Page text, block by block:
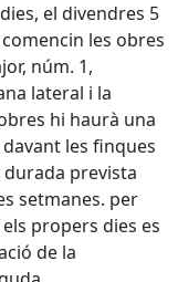
el divendres 5
les obres
núm. 1,
lateral i la
hi haurà una
les finques
durada prevista
setmanes. per
propers dies es
de la